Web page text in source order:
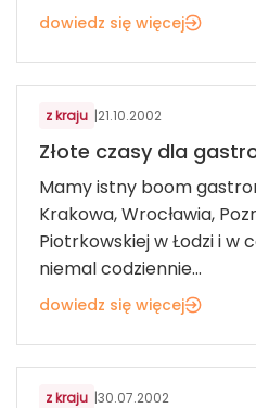
dowiedz się więcej
GASTRONOMIA
z kraju |21.10.2002
Złote czasy dla
Mamy istny boom
Krakowa, Wrocławia,
Piotrkowskiej w Łodzi i w
niemal codziennie...
dowiedz się więcej
ZDROWIE I WELLBEING
z kraju |30.07.2002